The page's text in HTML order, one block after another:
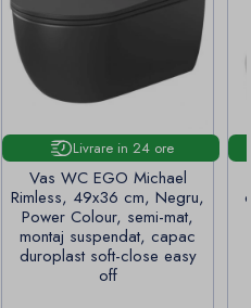
Livrare in 24 ore
Vas WC EGO Michael
Rimless, 49x36 cm, Negru,
Power Colour, semi-mat,
montaj suspendat, capac
duroplast soft-close easy
off